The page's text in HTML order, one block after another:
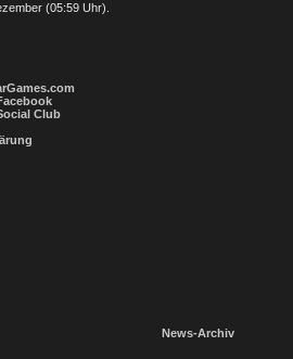
(05:59 Uhr).
Club
News-Archiv